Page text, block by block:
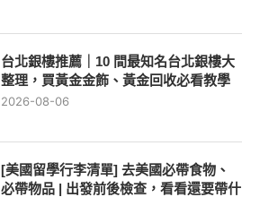
台北銀樓推薦｜10 間最知名台北銀樓大
整理，買黃金金飾、黃金回收必看教學
2026-08-06
[美國留學行李清單] 去美國必帶食物、
必帶物品 | 出發前後檢查，看看還要帶什